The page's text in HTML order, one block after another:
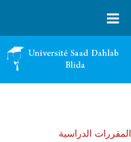
المقررات الدراسية